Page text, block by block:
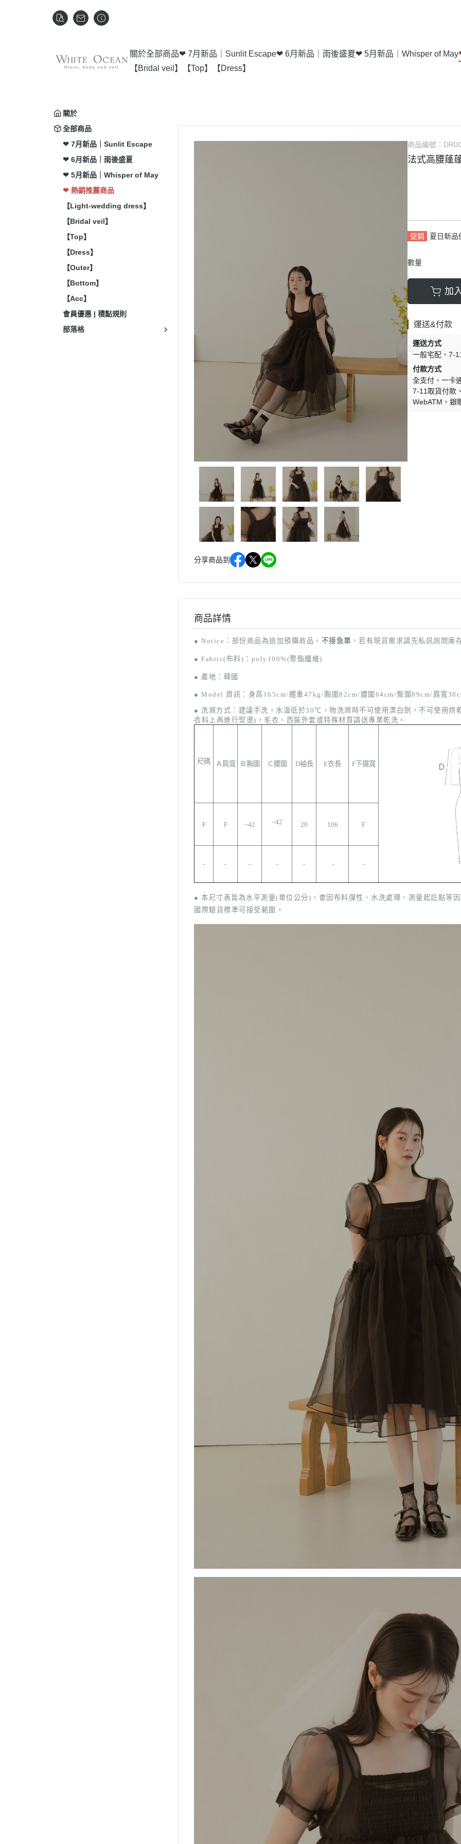
關於全部商品❤ 7月新品｜Sunlit Escape❤ 6月新品｜雨後盛夏❤ 5月新品｜Whisper of May
【Bridal veil】
【Top】 【Dress】
關於
全部商品
❤ 7月新品｜Sunlit Escape
❤ 6月新品｜雨後盛夏
❤ 5月新品｜Whisper of May
❤ 熱銷推薦商品
【Light-wedding dress】
【Bridal veil】
【Top】
【Dress】
【Outer】
【Bottom】
【Acc】
會員優惠 | 積點規則
部落格
分享商品到
商品編號：
法式高腰蓬
促銷 夏日新
數量
加
運送&付款
運送方式
一般宅配
7-
付款方式
全支付
一卡
7-11取貨付款
WebATM
銀
商品詳情
● Notice ：部份商品為追加預購商品， 不接急單 ，若有現貨需求請先私訊詢問庫
● Fabric(布料)：poly100%(聚酯纖維)
● 產地：韓國
● Model 資訊：身高165cm/體重47kg/胸圍82cm/腰圍64cm/臀圍89cm/肩寬
● 洗滌方式： 建議手洗，水溫低於30℃ ， 物洗滌時不可使用漂白劑，不可使用烘
衣料上再進行熨 燙)，毛衣、西裝外套或特殊材質請送專業乾洗。
尺碼 Ａ肩寬 Ｂ胸圍 Ｃ腰圍 D袖長 E衣長 F下擺寬
F F ~42 ~42 20 106 F
- - - - - - -
● 本尺寸表皆為水平測量(單位公分)，會因布料彈性、水洗處理、測量起訖點等
國際驗貨標準可接受範圍。